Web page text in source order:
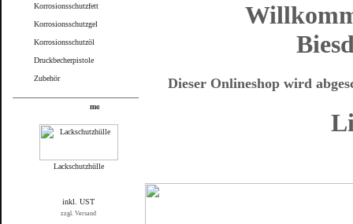
Korrosionsschutzfett
Korrosionsschutzgel
Korrosionsschutzöl
Druckbecherpistole
Zubehör
Lackschutzhülle
inkl. UST
zzgl. Versand
Dieser Onlineshop wird